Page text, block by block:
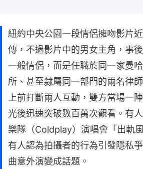
紐約中央公園一段情侶擁吻影片
傳，不過影片中的男女主角，事
一般情侶，而是任職於同一家曼
所、甚至隸屬同一部門的兩名律
上前打斷兩人互動，雙方當場一
光後迅速突破數百萬次觀看。有
樂隊（Coldplay）演唱會「出軌
有人認為拍攝者的行為引發隱私
曲意外演變成話題。